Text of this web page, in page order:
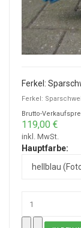
Ferkel:
Ferkel:
Brutto-
119,00 €
inkl. MwSt.
Hauptfarbe: